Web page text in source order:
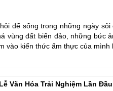
để sống trong những ngày
vùng đất biển đảo, những bức
vào kiến thức ẩm thực của
Văn Hóa Trải Nghiệm Lần